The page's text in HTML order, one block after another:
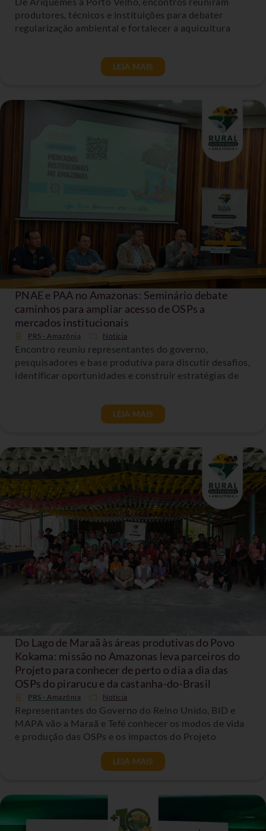
produtores, técnicos e instituições para debater
regularização ambiental e fortalecer a aquicultura
LEIA MAIS
PNAE e PAA no Amazonas: Seminário debate
caminhos para ampliar acesso de OSPs a
mercados institucionais
PRS - Amazônia Noticia
Encontro reuniu representantes do governo,
pesquisadores e base produtiva para discutir desafios,
identificar oportunidades e construir estratégias de
LEIA MAIS
Do Lago de Maraã às áreas produtivas do Povo
Kokama: missão no Amazonas leva parceiros do
Projeto para conhecer de perto o dia a dia das
OSPs do pirarucu e da castanha-do-Brasil
PRS - Amazônia Noticia
Representantes do Governo do Reino Unido, BID e
MAPA vão a Maraã e Tefé conhecer os modos de vida
e produção das OSPs e os impactos do Projeto
LEIA MAIS